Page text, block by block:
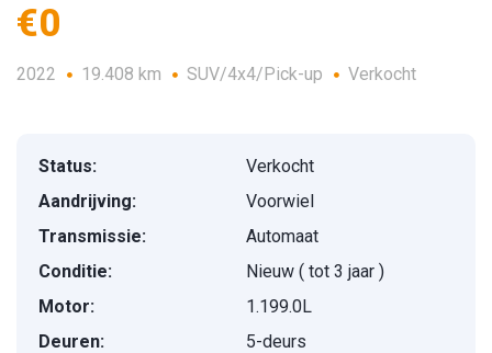
€0
2022 19.408 km SUV/4x4/Pick-up Verkocht
Status:
Verkocht
Aandrijving:
Voorwiel
Transmissie:
Automaat
Conditie:
Nieuw ( tot 3 jaar )
Motor:
1.199.0L
Deuren:
5-deurs